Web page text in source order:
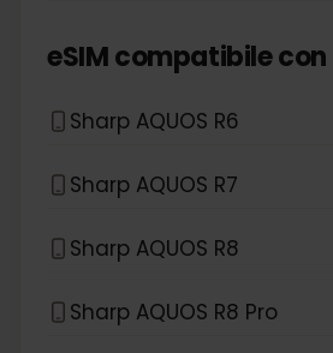
eSIM compatibile con
Sharp AQUOS R6
Sharp AQUOS R7
Sharp AQUOS R8
Sharp AQUOS R8 Pro